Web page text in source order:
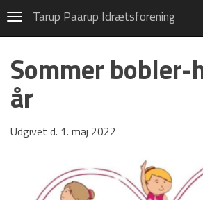
NavigationTarup Paarup Idrætsforening
Gymnastik
CSV Hallen, Højstrup
Frivillig i TPI
Gymnastikskole 2026
Privatlivspolitik (GDPR)
Om TPI Gymnastik
Sommer
år
Udgivet d. 1. maj 2022